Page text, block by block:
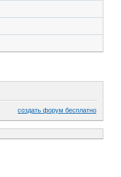
создать форум бесплатно